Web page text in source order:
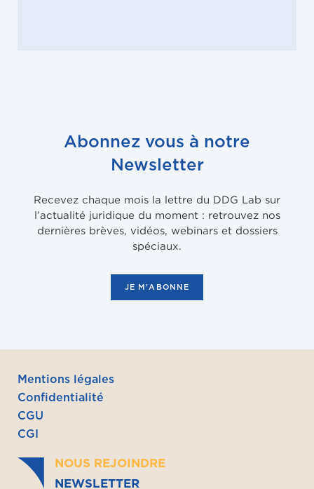
Abonnez vous à notre
Newsletter
Recevez chaque mois la lettre du DDG Lab sur
l’actualité juridique du moment : retrouvez nos
dernières brèves, vidéos, webinars et dossiers
spéciaux.
JE M'ABONNE
Mentions légales
Confidentialité
CGU
CGI
NOUS REJOINDRE
NEWSLETTER